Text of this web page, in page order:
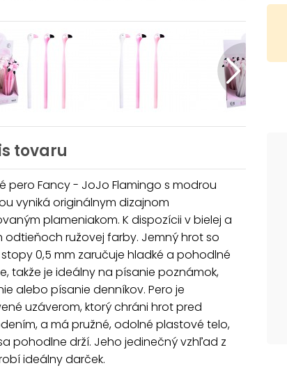
tovaru
pero Fancy - JoJo Flamingo s modrou
vyniká originálnym dizajnom
plameniakom. K dispozícii v bielej a
odtieňoch ružovej farby. Jemný hrot so
0,5 mm zaručuje hladké a pohodlné
takže je ideálny na písanie poznámok,
alebo písanie denníkov. Pero je
uzáverom, ktorý chráni hrot pred
a má pružné, odolné plastové telo,
pohodlne drží. Jeho jedinečný vzhľad z
ideálny darček.